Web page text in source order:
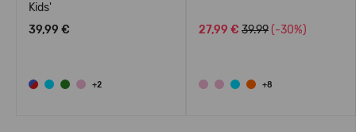
Kids'
39,99 €
+2
27,99 € 39.99 (-30%)
+8